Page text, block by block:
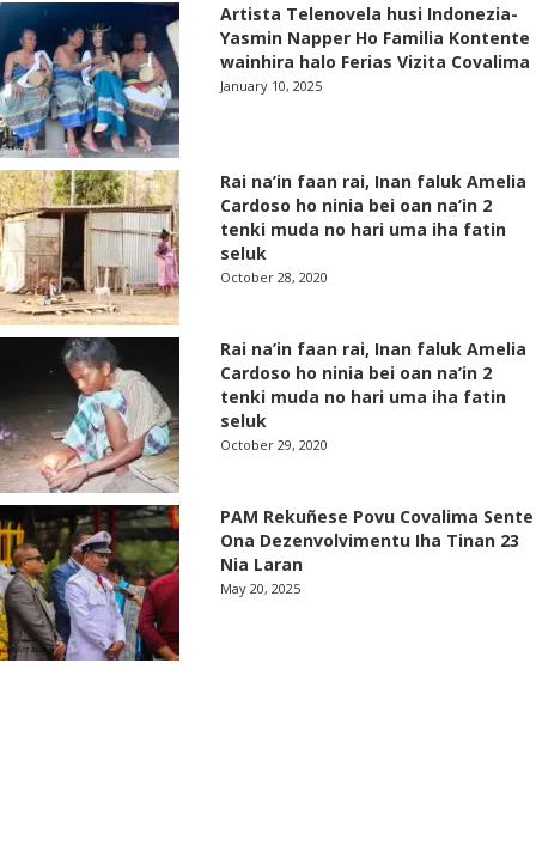
Artista Telenovela husi Indonezia-
Yasmin Napper Ho Familia Kontente
wainhira halo Ferias Vizita Covalima
January 10, 2025
Rai na’in faan rai, Inan faluk Amelia
Cardoso ho ninia bei oan na’in 2
tenki muda no hari uma iha fatin
seluk
October 28, 2020
Rai na’in faan rai, Inan faluk Amelia
Cardoso ho ninia bei oan na’in 2
tenki muda no hari uma iha fatin
seluk
October 29, 2020
PAM Rekuñese Povu Covalima Sente
Ona Dezenvolvimentu Iha Tinan 23
Nia Laran
May 20, 2025